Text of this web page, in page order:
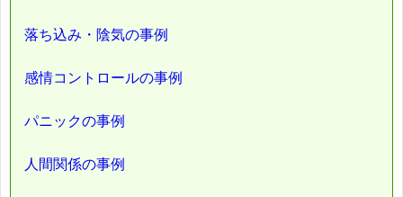
落ち込み・陰気の事例
感情コントロールの事例
パニックの事例
人間関係の事例